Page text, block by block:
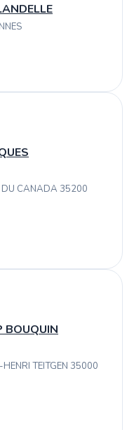
DU CANADA 35200
BOUQUIN
TEITGEN 35000